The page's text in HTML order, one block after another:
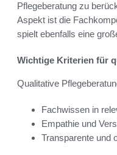
Pflegeberatung zu
Aspekt ist die
spielt ebenfalls eine
Wichtige Kriterien für
Qualitative
Fachwissen in
Empathie und
Transparente und